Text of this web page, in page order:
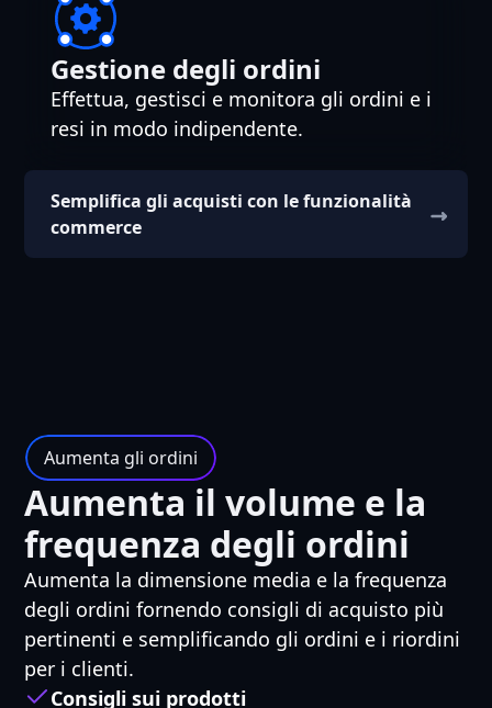
Gestione degli ordini
Effettua, gestisci e monitora gli ordini e i
resi in modo indipendente.
Semplifica gli acquisti con le funzionalità
commerce
Aumenta gli ordini
Aumenta il volume e la
frequenza degli ordini
Aumenta la dimensione media e la frequenza
degli ordini fornendo consigli di acquisto più
pertinenti e semplificando gli ordini e i riordini
per i clienti.
Consigli sui prodotti